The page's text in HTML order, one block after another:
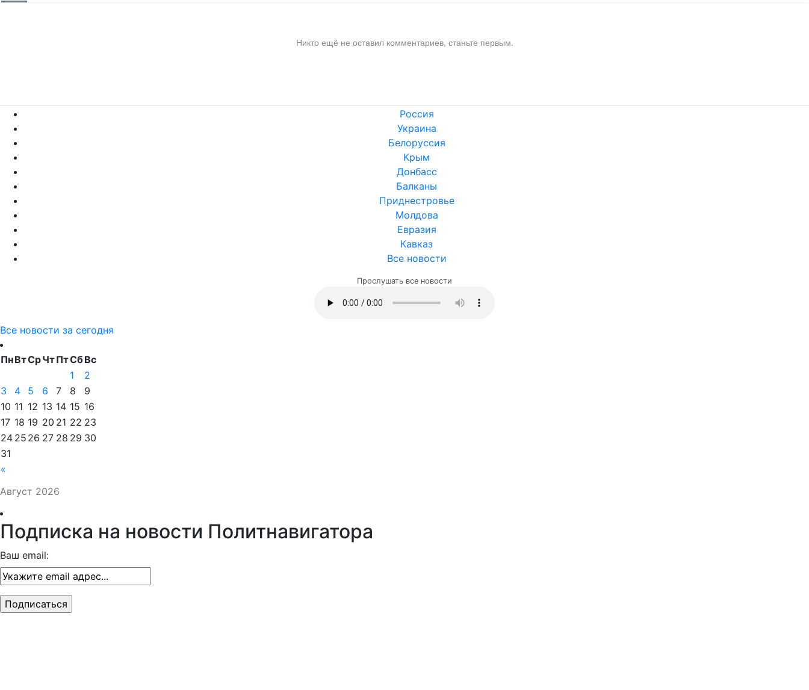
Никто ещё не оставил комментариев, станьте первым.
Россия
Украина
Белоруссия
Крым
Донбасс
Балканы
Приднестровье
Молдова
Евразия
Кавказ
Все новости
Прослушать все новости
Все новости за сегодня
Август 2026
ПнВтСрЧтПтСбВс
«
1
2
3
4 5 6 7 8
9
10 11 12 13 14 15 16
17 18 19 20 21 22 23
24 25 26 27 28 29 30
31
Подписка на новости Политнавигатора
Ваш email: